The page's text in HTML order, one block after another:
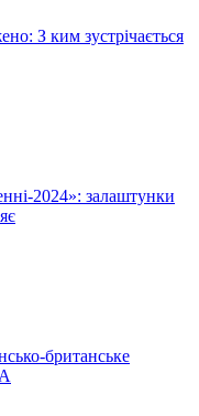
З ким зустрічається
2024»: залаштунки
британське